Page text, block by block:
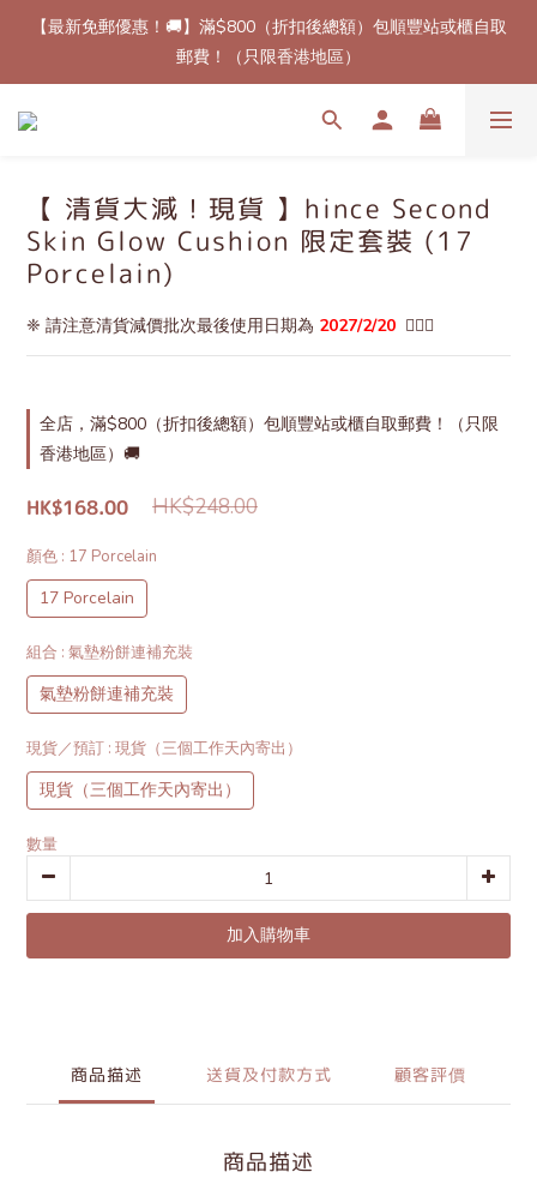
【最新免郵優惠！🚚】滿$800（折扣後總額）包順豐站或櫃自取
郵費！（只限香港地區）
【最新免郵優惠！🚚】滿$800（折扣後總額）包順豐站或櫃自取
郵費！（只限香港地區）
分，下次消費可用～
天內到港！✈️（除了個別官方特定發貨時間產品）
【最新免郵優惠！🚚】滿$800（折扣後總額）包順豐站或櫃自取
【 清貨大減！現貨 】hince Second
Skin Glow Cushion 限定套裝 (17
Porcelain)
❈ 請注意清貨減價批次最後使用日期為 2027/2/20
  🙇🏻‍♂️
全店，滿$800（折扣後總額）包順豐站或櫃自取郵費！（只限
香港地區）🚚
HK$168.00 HK$248.00
顏色 : 17 Porcelain
17 Porcelain
組合 : 氣墊粉餅連補充裝
氣墊粉餅連補充裝
現貨／預訂 : 現貨（三個工作天內寄出）
現貨（三個工作天內寄出）
數量
加入購物車
商品描述 送貨及付款方式 顧客評價
商品描述